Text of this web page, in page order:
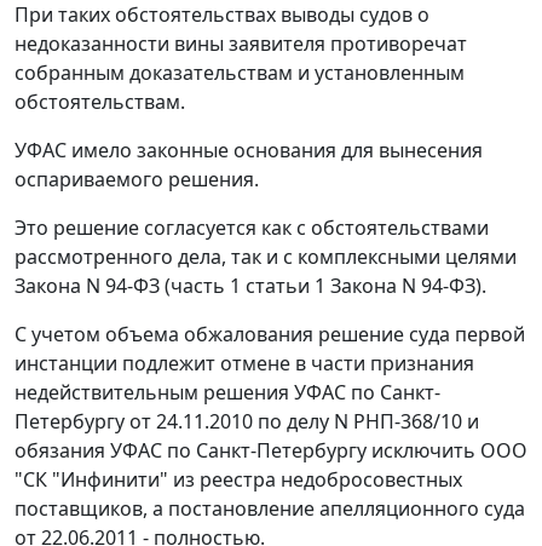
При таких обстоятельствах выводы судов о
недоказанности вины заявителя противоречат
собранным доказательствам и установленным
обстоятельствам.
УФАС имело законные основания для вынесения
оспариваемого решения.
Это решение согласуется как с обстоятельствами
рассмотренного дела, так и с комплексными целями
Закона N 94-ФЗ (часть 1 статьи 1 Закона N 94-ФЗ).
С учетом объема обжалования решение суда первой
инстанции подлежит отмене в части признания
недействительным решения УФАС по Санкт-
Петербургу от 24.11.2010 по делу N РНП-368/10 и
обязания УФАС по Санкт-Петербургу исключить ООО
"СК "Инфинити" из реестра недобросовестных
поставщиков, а постановление апелляционного суда
от 22.06.2011 - полностью.